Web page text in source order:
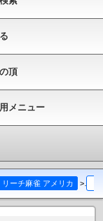
頂
メニュー
リーチ麻雀 アメリカ >